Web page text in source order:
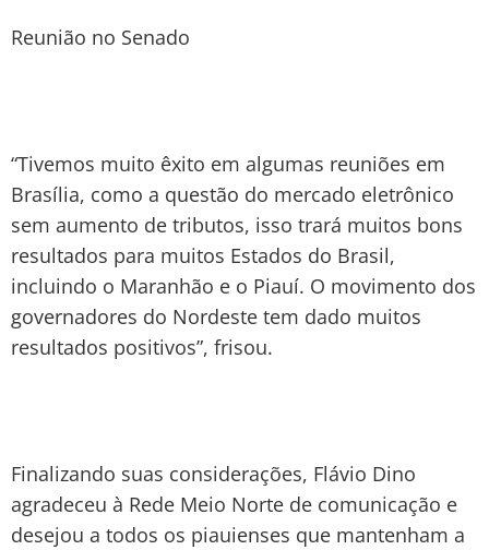
Reunião no Senado
“Tivemos muito êxito em algumas reuniões em
Brasília, como a questão do mercado eletrônico
sem aumento de tributos, isso trará muitos bons
resultados para muitos Estados do Brasil,
incluindo o Maranhão e o Piauí. O movimento dos
governadores do Nordeste tem dado muitos
resultados positivos”, frisou.
Finalizando suas considerações, Flávio Dino
agradeceu à Rede Meio Norte de comunicação e
desejou a todos os piauienses que mantenham a